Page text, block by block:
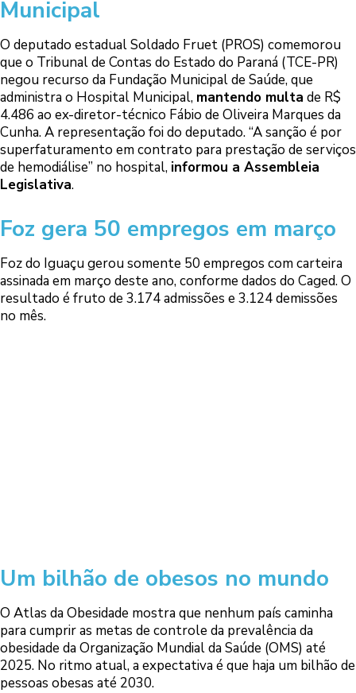
Municipal
O deputado estadual Soldado Fruet (PROS) comemorou
que o Tribunal de Contas do Estado do Paraná (TCE-PR)
negou recurso da Fundação Municipal de Saúde, que
administra o Hospital Municipal, mantendo multa de R$
4.486 ao ex-diretor-técnico Fábio de Oliveira Marques da
Cunha. A representação foi do deputado. “A sanção é por
superfaturamento em contrato para prestação de serviços
de hemodiálise” no hospital, informou a Assembleia
Legislativa.
Foz gera 50 empregos em março
Foz do Iguaçu gerou somente 50 empregos com carteira
assinada em março deste ano, conforme dados do Caged. O
resultado é fruto de 3.174 admissões e 3.124 demissões
no mês.
Um bilhão de obesos no mundo
O Atlas da Obesidade mostra que nenhum país caminha
para cumprir as metas de controle da prevalência da
obesidade da Organização Mundial da Saúde (OMS) até
2025. No ritmo atual, a expectativa é que haja um bilhão de
pessoas obesas até 2030.